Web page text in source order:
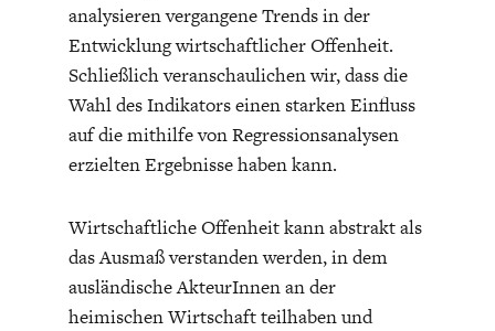
DAS POST-CORONA-
ZEITALTER
ÖKONOMENSZENE
analysieren vergangene Trends in der
Entwicklung wirtschaftlicher Offenheit.
Schließlich veranschaulichen wir, dass die
Wahl des Indikators einen starken Einfluss
auf die mithilfe von Regressionsanalysen
erzielten Ergebnisse haben kann.
Wirtschaftliche Offenheit kann abstrakt als
das Ausmaß verstanden werden, in dem
ausländische AkteurInnen an der
heimischen Wirtschaft teilhaben und